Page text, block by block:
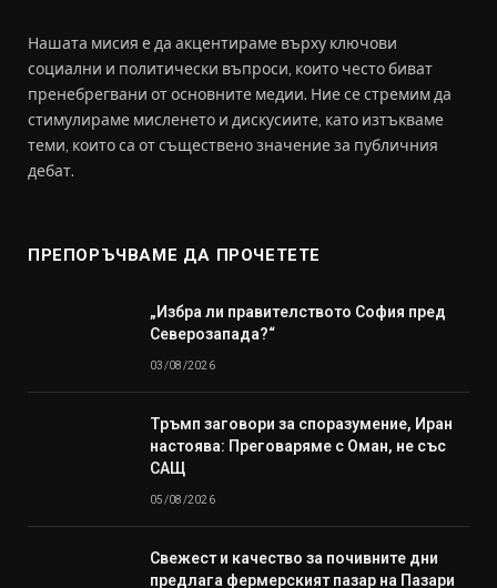
Нашата мисия е да акцентираме върху ключови
социални и политически въпроси, които често биват
пренебрегвани от основните медии. Ние се стремим да
стимулираме мисленето и дискусиите, като изтъкваме
теми, които са от съществено значение за публичния
дебат.
ПРЕПОРЪЧВАМЕ ДА ПРОЧЕТЕТЕ
„Избра ли правителството София пред
Северозапада?“
03/08/2026
Тръмп заговори за споразумение, Иран
настоява: Преговаряме с Оман, не със
САЩ
05/08/2026
Свежест и качество за почивните дни
предлага фермерският пазар на Пазари